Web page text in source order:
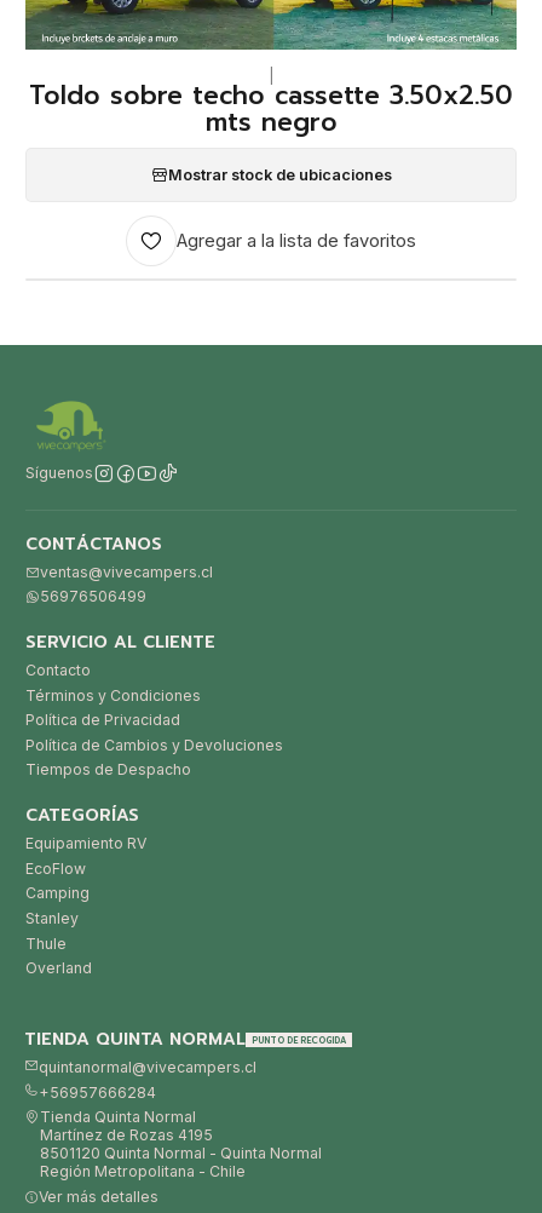
Toldo sobre techo cassette 3.50x2.50
mts negro
Mostrar stock de ubicaciones
Agregar a la lista de favoritos
Síguenos
CONTÁCTANOS
ventas@vivecampers.cl
56976506499
SERVICIO AL CLIENTE
Contacto
Términos y Condiciones
Política de Privacidad
Política de Cambios y Devoluciones
Tiempos de Despacho
CATEGORÍAS
Equipamiento RV
EcoFlow
Camping
Stanley
Thule
Overland
TIENDA QUINTA NORMAL PUNTO DE RECOGIDA
quintanormal@vivecampers.cl
+56957666284
Tienda Quinta Normal
Martínez de Rozas 4195
8501120 Quinta Normal - Quinta Normal
Región Metropolitana - Chile
Ver más detalles